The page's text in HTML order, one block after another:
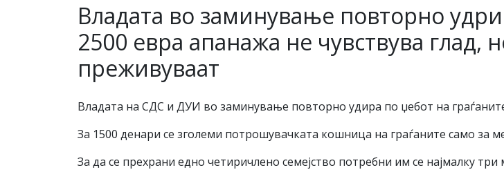
Владата во заминување повторно
2500 евра апанажа не чувствува глад,
преживуваат
Владата на СДС и ДУИ во заминување повторно удира по џебот на
За 1500 денари се зголеми потрошувачката кошница на граѓаните само за
За да се прехрани едно четиричлено семејство потребни им се најмалку